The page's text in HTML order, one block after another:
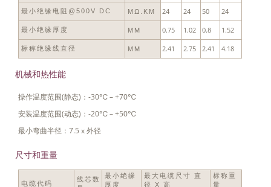
最小绝缘电阻@500V DC MΩ.KM 24 24 50 24
最小绝缘厚度 MM 0.75 1.02 0.8 1.52
标称绝缘线直径 MM 2.41 2.75 2.41 4.18
机械和热性能
操作温度范围(静态)：-30℃ – +70℃
安装温度范围(动态)：-20℃ – +50℃
最小弯曲半径：7.5 x 外径
尺寸和重量
电缆代码
线芯数
最小绝缘
厚度
最大电缆尺寸 直
径 X 高
标称重
量